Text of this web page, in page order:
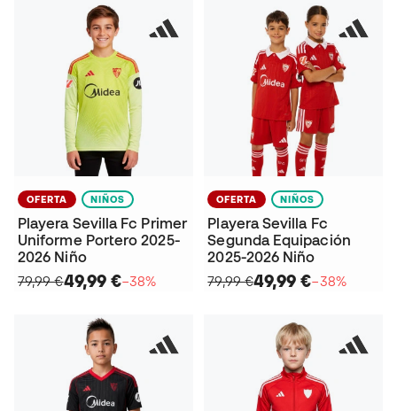
OFERTA NIÑOS
Playera Sevilla Fc Primer
Uniforme Portero 2025-
2026 Niño
79,99 €49,99 €−38%
OFERTA NIÑOS
Playera Sevilla Fc
Segunda Equipación
2025-2026 Niño
79,99 €49,99 €−38%